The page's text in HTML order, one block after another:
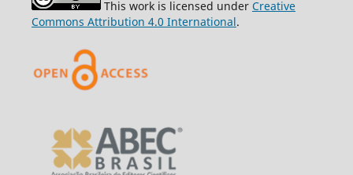
This work is licensed under Creative
Commons Attribution 4.0 International.